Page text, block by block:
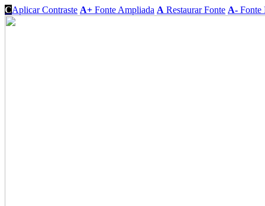
CAplicar Contraste A+ Fonte Ampliada A Restaurar Fonte A- Fonte